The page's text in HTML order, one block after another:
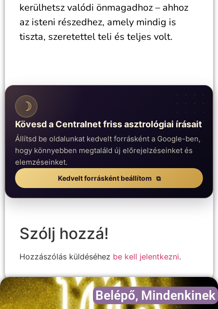
kerülhetsz valódi önmagadhoz – ahhoz
az isteni részedhez, amely mindig is
tiszta, szeretettel teli és teljes volt.
☽
Kövesd a Centralnet friss asztrológiai írásait
Állítsd be oldalunkat kedvelt forrásként a Google-ben,
hogy könnyebben megtaláld új előrejelzéseinket és
elemzéseinket.
Kedvelt forrásként beállítom
Szólj hozzá!
Hozzászólás küldéséhez be kell jelentkezni.
Belépő, Mindenkinek